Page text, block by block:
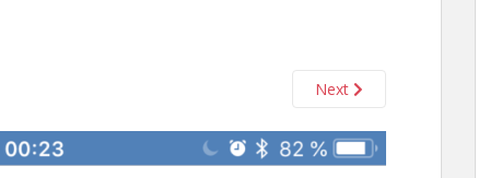
Next